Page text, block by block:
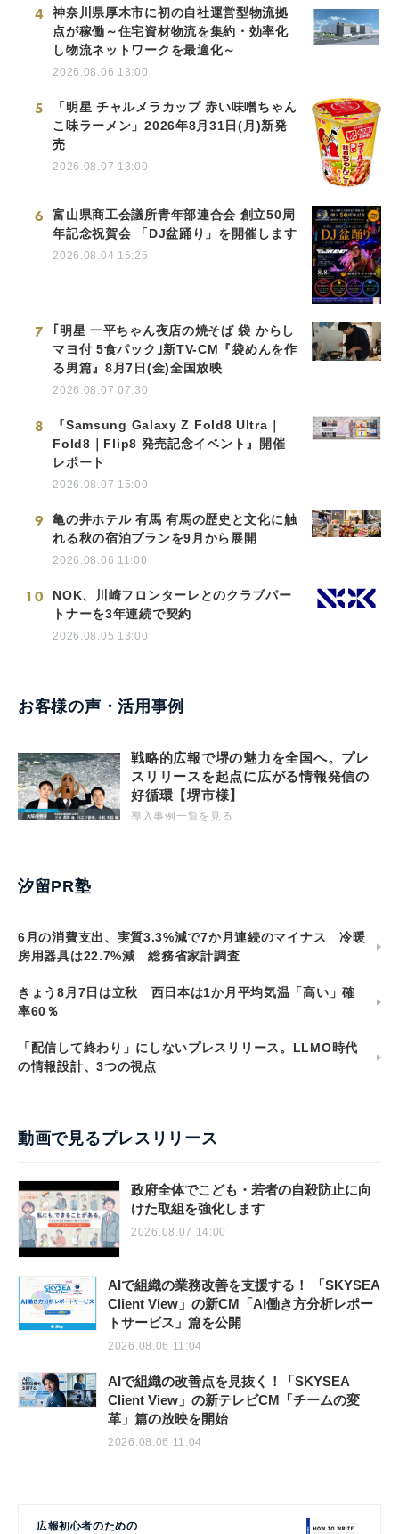
4
神奈川県厚木市に初の自社運営型物流拠
点が稼働～住宅資材物流を集約・効率化
し物流ネットワークを最適化～
2026.08.06 13:00
5
「明星 チャルメラカップ 赤い味噌ちゃん
こ味ラーメン」2026年8月31日(月)新発
売
2026.08.07 13:00
6
富山県商工会議所青年部連合会 創立50周
年記念祝賀会 「DJ盆踊り」を開催します
2026.08.04 15:25
7
｢明星 一平ちゃん夜店の焼そば 袋 からし
マヨ付 5食パック｣新TV-CM『袋めんを作
る男篇』8月7日(金)全国放映
2026.08.07 07:30
8
『Samsung Galaxy Z Fold8 Ultra｜
Fold8｜Flip8 発売記念イベント』開催
レポート
2026.08.07 15:00
9
亀の井ホテル 有馬 有馬の歴史と文化に触
れる秋の宿泊プランを9月から展開
2026.08.06 11:00
10
NOK、川崎フロンターレとのクラブパー
トナーを3年連続で契約
2026.08.05 13:00
お客様の声・活用事例
戦略的広報で堺の魅力を全国へ。プレ
スリリースを起点に広がる情報発信の
好循環【堺市様】
導入事例一覧を見る
汐留PR塾
6月の消費支出、実質3.3%減で7か月連続のマイナス 冷暖
房用器具は22.7%減 総務省家計調査
きょう8月7日は立秋 西日本は1か月平均気温「高い」確
率60％
「配信して終わり」にしないプレスリリース。LLMO時代
の情報設計、3つの視点
動画で見るプレスリリース
政府全体でこども・若者の自殺防止に向
けた取組を強化します
2026.08.07 14:00
AIで組織の業務改善を支援する！ 「SKYSEA
Client View」の新CM「AI働き方分析レポー
トサービス」篇を公開
2026.08.06 11:04
AIで組織の改善点を見抜く！「SKYSEA
Client View」の新テレビCM「チームの変
革」篇の放映を開始
2026.08.06 11:04
広報初心者のための